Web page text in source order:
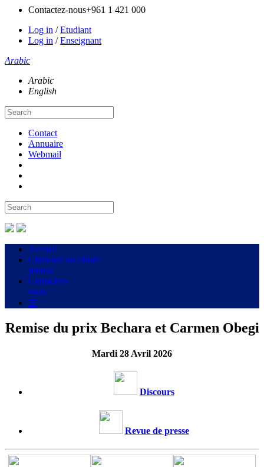
Contactez-nous+961 1 421 000
Log in /Etudiant
Log in /Enseignant
Arabic
Arabic
English
Contact
Annuaire
Webmail
Accueil
Chercher un album
photos
Contactez-
nous
☰
Remise du prix Bechara et Carmen Obegi
Mardi 28 Avril 2026
Discours
Revue de presse